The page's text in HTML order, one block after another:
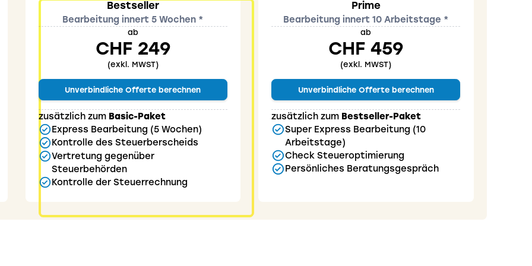
Bestseller
Bearbeitung innert 5 Wochen *
ab
CHF 249
(exkl. MWST)
Unverbindliche Offerte berechnen
zusätzlich zum Basic-Paket
Express Bearbeitung (5 Wochen)
Kontrolle des Steuerberscheids
Vertretung gegenüber
Steuerbehörden
Kontrolle der Steuerrechnung
Prime
Bearbeitung innert 10 Arbeitstage *
ab
CHF 459
(exkl. MWST)
Unverbindliche Offerte berechnen
zusätzlich zum Bestseller-Paket
Super Express Bearbeitung (10
Arbeitstage)
Check Steueroptimierung
Persönliches Beratungsgespräch